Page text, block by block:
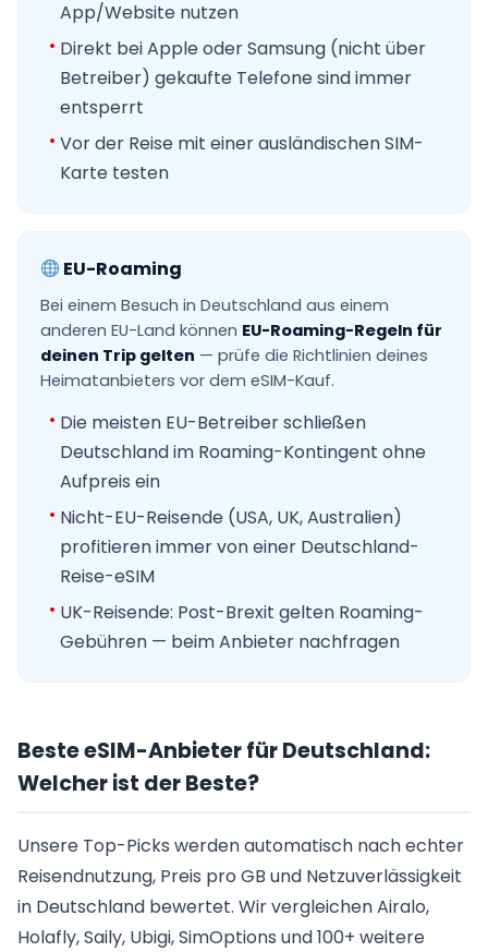
App/Website nutzen
Direkt bei Apple oder Samsung (nicht über
Betreiber) gekaufte Telefone sind immer
entsperrt
Vor der Reise mit einer ausländischen SIM-
Karte testen
EU-Roaming
Bei einem Besuch in Deutschland aus einem
anderen EU-Land können EU-Roaming-Regeln für
deinen Trip gelten — prüfe die Richtlinien deines
Heimatanbieters vor dem eSIM-Kauf.
Die meisten EU-Betreiber schließen
Deutschland im Roaming-Kontingent ohne
Aufpreis ein
Nicht-EU-Reisende (USA, UK, Australien)
profitieren immer von einer Deutschland-
Reise-eSIM
UK-Reisende: Post-Brexit gelten Roaming-
Gebühren — beim Anbieter nachfragen
Beste eSIM-Anbieter für Deutschland:
Welcher ist der Beste?
Unsere Top-Picks werden automatisch nach echter
Reisendnutzung, Preis pro GB und Netzuverlässigkeit
in Deutschland bewertet. Wir vergleichen Airalo,
Holafly, Saily, Ubigi, SimOptions und 100+ weitere